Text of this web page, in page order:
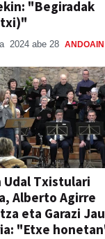
"Begiradak
2024 abe 28 ANDOAIN
Udal Txistulari
Alberto Agirre
eta Garazi
"Etxe